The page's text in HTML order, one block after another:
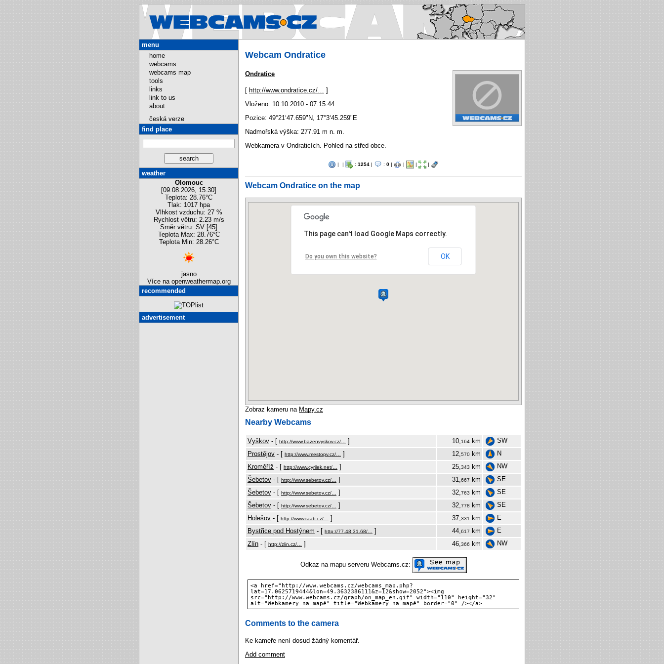
Webcams.cz - Webcams in Czech republic
Webcam Ondratice
Ondratice
[ http://www.ondratice.cz/…
]
Vloženo: 10.10.2010 - 07:15:44
Pozice: 49°21‘47.659"N
17°3‘45.259"E
Nadmořská výška: 277.91 m n. m.
Webkamera v Ondraticích. Pohled na střed obce.
| | : 1254 | : 0 | | | |
Webcam Ondratice on the map
This page can't load Google Maps correctly.
Do you own this website? OK
Zobraz kameru na Mapy.cz
Nearby Webcams
Vyškov - [ http://www.bazenvyskov.cz/… ] 10, 164 km
SW
Prostějov - [ http://www.mestopv.cz/… ] 12, 570 km
N
Kroměříž - [ http://www.cyrilek.net/… ] 25, 343 km
NW
Šebetov - [ http://www.sebetov.cz/… ] 31, 667 km
SE
Šebetov - [ http://www.sebetov.cz/… ] 32, 763 km
SE
Šebetov - [ http://www.sebetov.cz/… ] 32, 778 km
SE
Holešov - [ http://www.raab.cz/… ] 37, 331 km
E
Bystřice pod Hostýnem - [ http://77.48.31.68/… ] 44, 617 km
E
Zlín - [ http://zlin.cz/… ] 46, 366 km NW
Odkaz na mapu serveru Webcams.cz:
<a href="http://www.webcams.cz/webcams_map.php?
lat=17.0625719444&lon=49.3632386111&z=12&show=2052"><img
src="http://www.webcams.cz/graph/on_map_en.gif" width="110" height="32"
alt="Webkamery na mapě" title="Webkamery na mapě" border="0" /></a>
Comments to the camera
Ke kameře není dosud žádný komentář.
Add comment
menu
home
webcams
webcams map
tools
links
link to us
about
česká verze
find place
weather
Olomouc
[09.08.2026, 15:30]
Teplota: 28.76°C
Tlak: 1017 hpa
Vlhkost vzduchu: 27 %
Rychlost větru: 2.23 m/s
Směr větru: SV [45]
Teplota Max: 28.76°C
Teplota Min: 28.26°C
jasno
Více na openweathermap.org
recommended
advertisement